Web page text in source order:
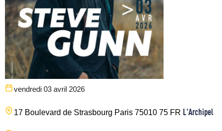
vendredi 03 avril 2026
17 Boulevard de Strasbourg Paris 75010 75 FR L'Archipel